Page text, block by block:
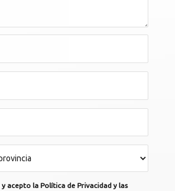
y acepto la Política de Privacidad y las